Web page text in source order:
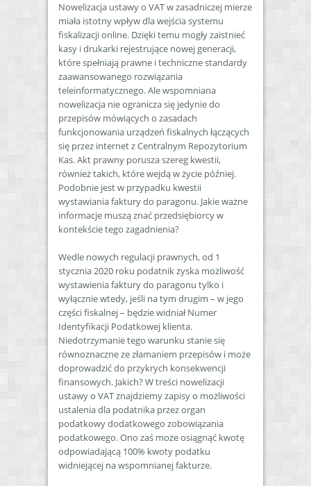
Nowelizacja ustawy o VAT w zasadniczej mierze
miała istotny wpływ dla wejścia systemu
fiskalizacji online. Dzięki temu mogły zaistnieć
kasy i drukarki rejestrujące nowej generacji,
które spełniają prawne i techniczne standardy
zaawansowanego rozwiązania
teleinformatycznego. Ale wspomniana
nowelizacja nie ogranicza się jedynie do
przepisów mówiących o zasadach
funkcjonowania urządzeń fiskalnych łączących
się przez internet z Centralnym Repozytorium
Kas. Akt prawny porusza szereg kwestii,
również takich, które wejdą w życie później.
Podobnie jest w przypadku kwestii
wystawiania faktury do paragonu. Jakie ważne
informacje muszą znać przedsiębiorcy w
kontekście tego zagadnienia?
Wedle nowych regulacji prawnych, od 1
stycznia 2020 roku podatnik zyska możliwość
wystawienia faktury do paragonu tylko i
wyłącznie wtedy, jeśli na tym drugim – w jego
części fiskalnej – będzie widniał Numer
Identyfikacji Podatkowej klienta.
Niedotrzymanie tego warunku stanie się
równoznaczne ze złamaniem przepisów i może
doprowadzić do przykrych konsekwencji
finansowych. Jakich? W treści nowelizacji
ustawy o VAT znajdziemy zapisy o możliwości
ustalenia dla podatnika przez organ
podatkowy dodatkowego zobowiązania
podatkowego. Ono zaś może osiągnąć kwotę
odpowiadającą 100% kwoty podatku
widniejącej na wspomnianej fakturze.